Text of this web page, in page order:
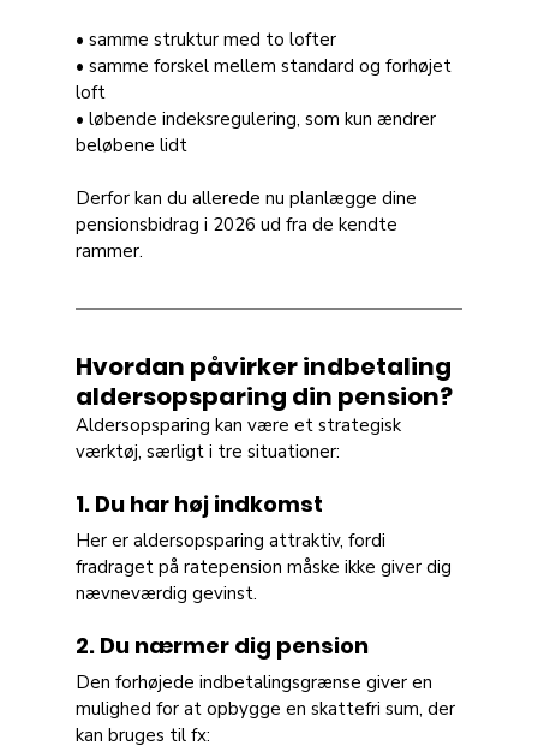
• samme struktur med to lofter
• samme forskel mellem standard og forhøjet
loft
• løbende indeksregulering, som kun ændrer
beløbene lidt
Derfor kan du allerede nu planlægge dine
pensionsbidrag i 2026 ud fra de kendte
rammer.
Hvordan påvirker indbetaling
aldersopsparing din pension?
Aldersopsparing kan være et strategisk
værktøj, særligt i tre situationer:
1. Du har høj indkomst
Her er aldersopsparing attraktiv, fordi
fradraget på ratepension måske ikke giver dig
nævneværdig gevinst.
2. Du nærmer dig pension
Den forhøjede indbetalingsgrænse giver en
mulighed for at opbygge en skattefri sum, der
kan bruges til fx: